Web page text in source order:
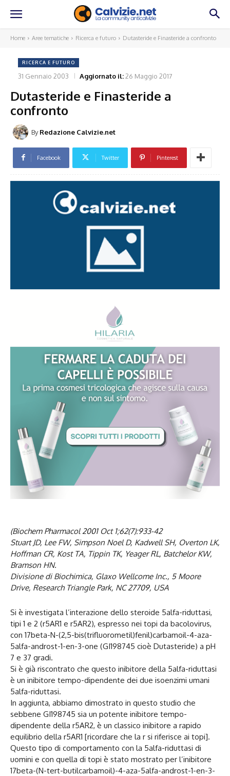
Home Aree tematiche Ricerca e futuro Dutasteride e Finasteride a confronto
RICERCA E FUTURO
31 Gennaio 2003 Aggiornato il:26 Maggio 2017
Dutasteride e Finasteride a
confronto
By Redazione Calvizie.net
Facebook Twitter Pinterest
(Biochem Pharmacol 2001 Oct 1;62(7):933-42
Stuart JD, Lee FW, Simpson Noel D, Kadwell SH, Overton LK,
Hoffman CR, Kost TA, Tippin TK, Yeager RL, Batchelor KW,
Bramson HN.
Divisione di Biochimica, Glaxo Wellcome Inc., 5 Moore
Drive, Research Triangle Park, NC 27709, USA
Si è investigata l’interazione dello steroide 5alfa-riduttasi,
tipi 1 e 2 (r5AR1 e r5AR2), espresso nei topi da bacolovirus,
con 17beta-N-(2,5-bis(trifluorometil)fenil)carbamoil-4-aza-
5alfa-androst-1-en-3-one (GI198745 cioè Dutasteride) a pH
7 e 37 gradi.
Si è già riscontrato che questo inibitore della 5alfa-riduttasi
è un inibitore tempo-dipendente dei due isoenzimi umani
5alfa-riduttasi.
In aggiunta, abbiamo dimostrato in questo studio che
sebbene GI198745 sia un potente inibitore tempo-
dipendente della r5AR2, è un classico inibitore a rapido
equilibrio della r5AR1 [ricordare che la r si riferisce ai topi].
Questo tipo di comportamento con la 5alfa-riduttasi di
uomini e con quella di topi è stato mostrato per l’inibitore
17beta-(N-tert-butilcarbamoil)-4-aza-5alfa-androst-1-en-3-